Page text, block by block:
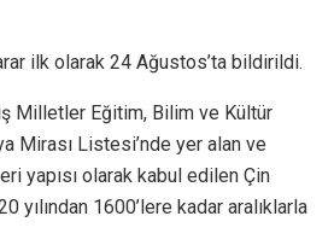
ilk olarak 24 Ağustos’ta bildirildi.
Milletler Eğitim, Bilim ve Kültür
Mirası Listesi’nde yer alan ve
yapısı olarak kabul edilen Çin
yılından 1600’lere kadar aralıklarla